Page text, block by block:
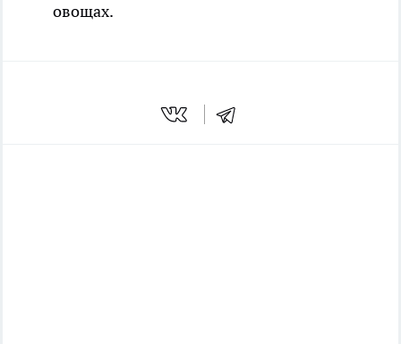
овощах.